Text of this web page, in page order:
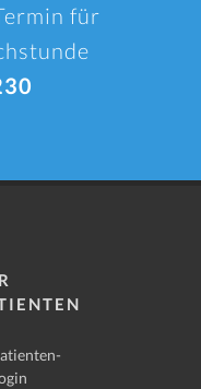
für